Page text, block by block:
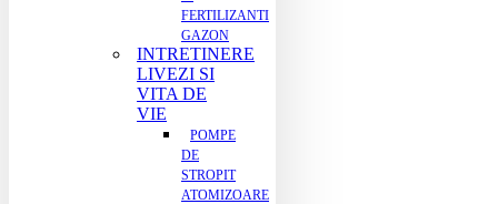
FERTILIZANTI
GAZON
INTRETINERE
LIVEZI SI
VITA DE
VIE
POMPE
DE
STROPIT
ATOMIZOARE